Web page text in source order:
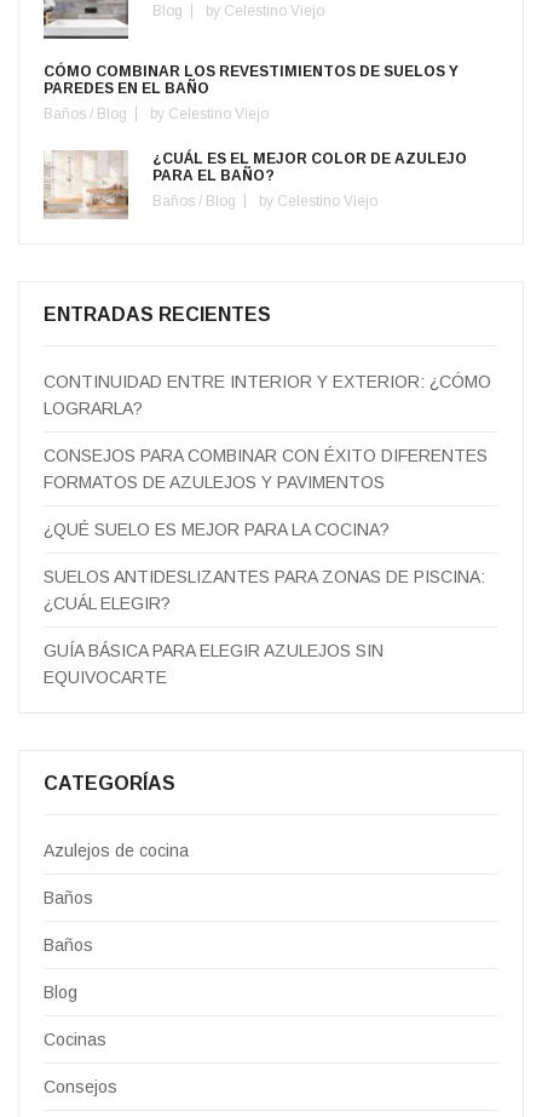
Blog
by Celestino Viejo
CÓMO COMBINAR LOS REVESTIMIENTOS DE SUELOS Y
PAREDES EN EL BAÑO
Baños / Blog by Celestino Viejo
¿CUÁL ES EL MEJOR COLOR DE AZULEJO
PARA EL BAÑO?
Baños / Blog by Celestino Viejo
ENTRADAS RECIENTES
CONTINUIDAD ENTRE INTERIOR Y EXTERIOR: ¿CÓMO
LOGRARLA?
CONSEJOS PARA COMBINAR CON ÉXITO DIFERENTES
FORMATOS DE AZULEJOS Y PAVIMENTOS
¿QUÉ SUELO ES MEJOR PARA LA COCINA?
SUELOS ANTIDESLIZANTES PARA ZONAS DE PISCINA:
¿CUÁL ELEGIR?
GUÍA BÁSICA PARA ELEGIR AZULEJOS SIN
EQUIVOCARTE
CATEGORÍAS
Azulejos de cocina
Baños
Baños
Blog
Cocinas
Consejos